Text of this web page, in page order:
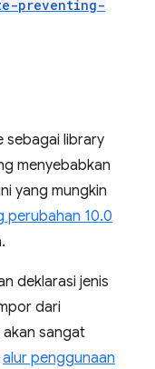
preventing-
sebagai library
menyebabkan
yang mungkin
perubahan 10.0
deklarasi jenis
dari
akan sangat
alur penggunaan